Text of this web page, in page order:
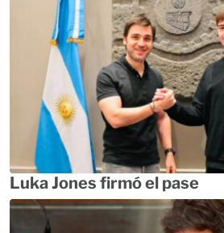
Luka Jones firmó el pase